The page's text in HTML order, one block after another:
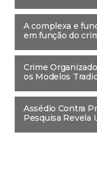
A complexa e
em função do
Crime
os Modelos
Assédio Contra
Pesquisa Revela